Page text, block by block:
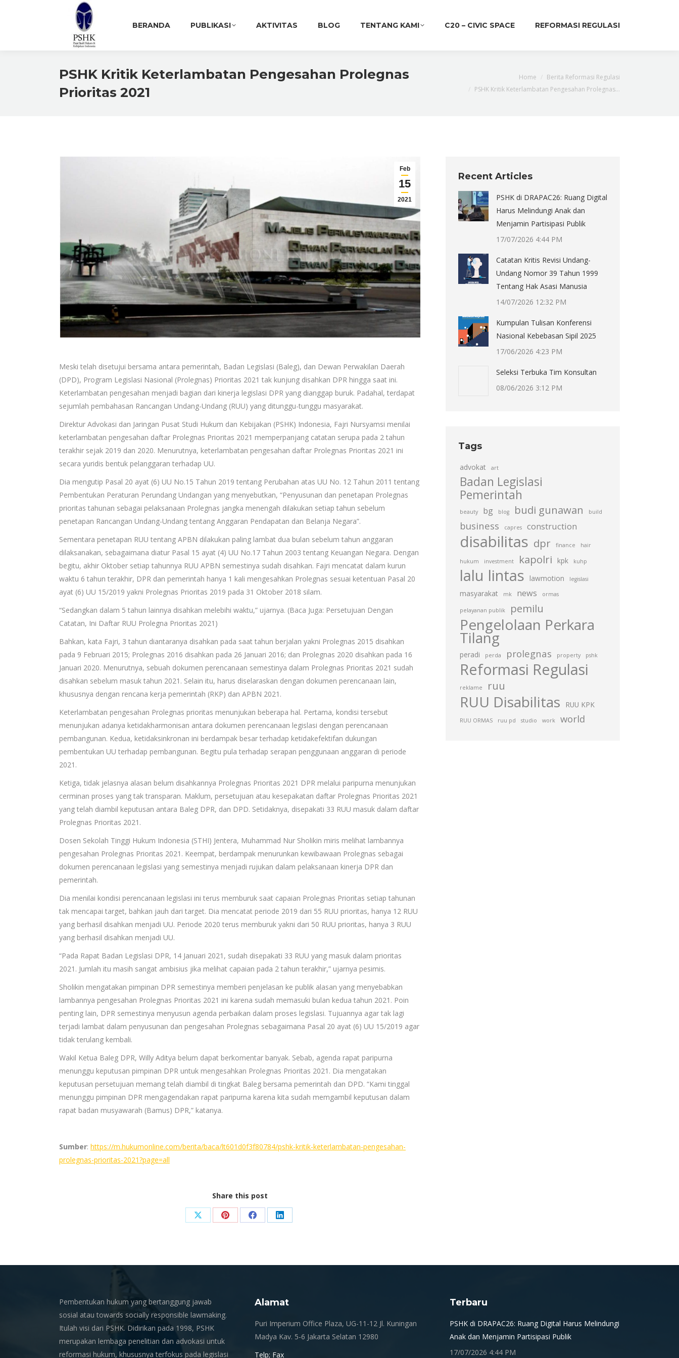
BERANDA PUBLIKASI AKTIVITAS BLOG TENTANG KAMI C20 – CIVIC SPACE REFORMASI REGULASI
PSHK Kritik Keterlambatan Pengesahan Prolegnas
Prioritas 2021
Home
Berita Reformasi Regulasi
PSHK Kritik Keterlambatan Pengesahan Prolegnas…
Feb
15
2021
Meski telah disetujui bersama antara pemerintah, Badan Legislasi (Baleg), dan Dewan Perwakilan Daerah
(DPD), Program Legislasi Nasional (Prolegnas) Prioritas 2021 tak kunjung disahkan DPR hingga saat ini.
Keterlambatan pengesahan menjadi bagian dari kinerja legislasi DPR yang dianggap buruk. Padahal, terdapat
sejumlah pembahasan Rancangan Undang-Undang (RUU) yang ditunggu-tunggu masyarakat.
Direktur Advokasi dan Jaringan Pusat Studi Hukum dan Kebijakan (PSHK) Indonesia, Fajri Nursyamsi menilai
keterlambatan pengesahan daftar Prolegnas Prioritas 2021 memperpanjang catatan serupa pada 2 tahun
terakhir sejak 2019 dan 2020. Menurutnya, keterlambatan pengesahan daftar Prolegnas Prioritas 2021 ini
secara yuridis bentuk pelanggaran terhadap UU.
Dia mengutip Pasal 20 ayat (6) UU No.15 Tahun 2019 tentang Perubahan atas UU No. 12 Tahun 2011 tentang
Pembentukan Peraturan Perundang Undangan yang menyebutkan, “Penyusunan dan penetapan Prolegnas
prioritas tahunan sebagai pelaksanaan Prolegnas jangka menengah dilakukan setiap tahun sebelum
penetapan Rancangan Undang-Undang tentang Anggaran Pendapatan dan Belanja Negara”.
Sementara penetapan RUU tentang APBN dilakukan paling lambat dua bulan sebelum tahun anggaran
dilaksanakan, sebagaimana diatur Pasal 15 ayat (4) UU No.17 Tahun 2003 tentang Keuangan Negara. Dengan
begitu, akhir Oktober setiap tahunnya RUU APBN semestinya sudah disahkan. Fajri mencatat dalam kurun
waktu 6 tahun terakhir, DPR dan pemerintah hanya 1 kali mengesahkan Prolegnas sesuai ketentuan Pasal 20
ayat (6) UU 15/2019 yakni Prolegnas Prioritas 2019 pada 31 Oktober 2018 silam.
“Sedangkan dalam 5 tahun lainnya disahkan melebihi waktu,” ujarnya. (Baca Juga: Persetujuan Dengan
Catatan, Ini Daftar RUU Prolegna Prioritas 2021)
Bahkan, kata Fajri, 3 tahun diantaranya disahkan pada saat tahun berjalan yakni Prolegnas 2015 disahkan
pada 9 Februari 2015; Prolegnas 2016 disahkan pada 26 Januari 2016; dan Prolegnas 2020 disahkan pada 16
Januari 2020. Menurutnya, sebuah dokumen perencanaan semestinya dalam Prolegnas Prioritas 2021 sudah
disahkan sebelum masuk tahun 2021. Selain itu, harus diselaraskan dengan dokumen perencanaan lain,
khususnya dengan rencana kerja pemerintah (RKP) dan APBN 2021.
Keterlambatan pengesahan Prolegnas prioritas menunjukan beberapa hal. Pertama, kondisi tersebut
menunjukan adanya ketidakharmonisan antara dokumen perencanaan legislasi dengan perencanaan
pembangunan. Kedua, ketidaksinkronan ini berdampak besar terhadap ketidakefektifan dukungan
pembentukan UU terhadap pembangunan. Begitu pula terhadap serapan penggunaan anggaran di periode
2021.
Ketiga, tidak jelasnya alasan belum disahkannya Prolegnas Prioritas 2021 DPR melalui paripurna menunjukan
cerminan proses yang tak transparan. Maklum, persetujuan atau kesepakatan daftar Prolegnas Prioritas 2021
yang telah diambil keputusan antara Baleg DPR, dan DPD. Setidaknya, disepakati 33 RUU masuk dalam daftar
Prolegnas Prioritas 2021.
Dosen Sekolah Tinggi Hukum Indonesia (STHI) Jentera, Muhammad Nur Sholikin miris melihat lambannya
pengesahan Prolegnas Prioritas 2021. Keempat, berdampak menurunkan kewibawaan Prolegnas sebagai
dokumen perencanaan legislasi yang semestinya menjadi rujukan dalam pelaksanaan kinerja DPR dan
pemerintah.
Dia menilai kondisi perencanaan legislasi ini terus memburuk saat capaian Prolegnas Prioritas setiap tahunan
tak mencapai target, bahkan jauh dari target. Dia mencatat periode 2019 dari 55 RUU prioritas, hanya 12 RUU
yang berhasil disahkan menjadi UU. Periode 2020 terus memburuk yakni dari 50 RUU prioritas, hanya 3 RUU
yang berhasil disahkan menjadi UU.
“Pada Rapat Badan Legislasi DPR, 14 Januari 2021, sudah disepakati 33 RUU yang masuk dalam prioritas
2021. Jumlah itu masih sangat ambisius jika melihat capaian pada 2 tahun terakhir,” ujarnya pesimis.
Sholikin mengatakan pimpinan DPR semestinya memberi penjelasan ke publik alasan yang menyebabkan
lambannya pengesahan Prolegnas Prioritas 2021 ini karena sudah memasuki bulan kedua tahun 2021. Poin
penting lain, DPR semestinya menyusun agenda perbaikan dalam proses legislasi. Tujuannya agar tak lagi
terjadi lambat dalam penyusunan dan pengesahan Prolegnas sebagaimana Pasal 20 ayat (6) UU 15/2019 agar
tidak terulang kembali.
Wakil Ketua Baleg DPR, Willy Aditya belum dapat berkomentar banyak. Sebab, agenda rapat paripurna
menunggu keputusan pimpinan DPR untuk mengesahkan Prolegnas Prioritas 2021. Dia mengatakan
keputusan persetujuan memang telah diambil di tingkat Baleg bersama pemerintah dan DPD. “Kami tinggal
menunggu pimpinan DPR mengagendakan rapat paripurna karena kita sudah memgambil keputusan dalam
rapat badan musyawarah (Bamus) DPR,” katanya.
Sumber: https://m.hukumonline.com/berita/baca/lt601d0f3f80784/pshk-kritik-keterlambatan-pengesahan-
prolegnas-prioritas-2021?page=all
Share this post
Share Share Share Share
Recent Articles
PSHK di DRAPAC26: Ruang Digital
Harus Melindungi Anak dan
Menjamin Partisipasi Publik
17/07/2026 4:44 PM
Catatan Kritis Revisi Undang-
Undang Nomor 39 Tahun 1999
Tentang Hak Asasi Manusia
14/07/2026 12:32 PM
Kumpulan Tulisan Konferensi
Nasional Kebebasan Sipil 2025
17/06/2026 4:23 PM
Seleksi Terbuka Tim Konsultan
08/06/2026 3:12 PM
Tags
advokat art
Badan Legislasi
Pemerintah
beauty bg blog budi gunawan build
business capres construction
disabilitas dpr finance hair
hukum investment kapolri kpk kuhp
lalu lintas lawmotion legislasi
masyarakat mk news ormas
pelayanan publik pemilu
Pengelolaan Perkara
Tilang
peradi perda prolegnas property pshk
Reformasi Regulasi
reklame ruu
RUU Disabilitas RUU KPK
RUU ORMAS ruu pd studio work world
Pembentukan hukum yang bertanggung jawab
sosial atau towards socially responsible lawmaking.
Itulah visi dari PSHK. Didirikan pada 1998, PSHK
merupakan lembaga penelitian dan advokasi untuk
reformasi hukum, khususnya terfokus pada legislasi
Alamat
Puri Imperium Office Plaza, UG-11-12 Jl. Kuningan
Madya Kav. 5-6 Jakarta Selatan 12980
Telp; Fax
Terbaru
PSHK di DRAPAC26: Ruang Digital Harus Melindungi
Anak dan Menjamin Partisipasi Publik
17/07/2026 4:44 PM